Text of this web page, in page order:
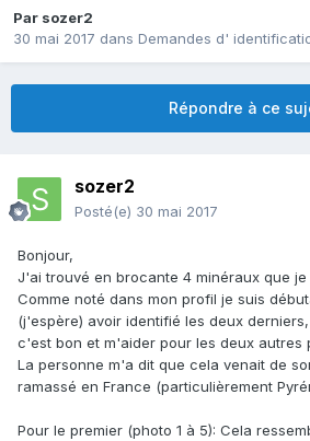
Par sozer2
30 mai 2017 dans Demandes d'
Répondre à ce
sozer2
Posté(e) 30 mai 2017
Bonjour,
J'ai trouvé en brocante 4 minéraux que
Comme noté dans mon profil je suis
(j'espère) avoir identifié les deux
c'est bon et m'aider pour les deux autres
La personne m'a dit que cela venait de
ramassé en France (particulièrement
Pour le premier (photo 1 à 5): Cela